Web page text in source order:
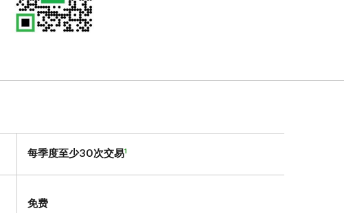
每季度至少30次交易1
免费